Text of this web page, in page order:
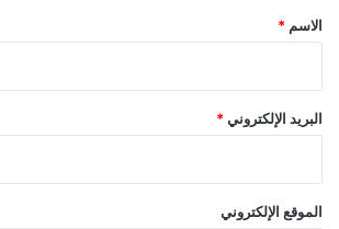
*
الاسم *
البريد الإلكتروني *
الموقع الإلكتروني